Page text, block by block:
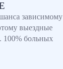
зависимому
выездные
100% больных